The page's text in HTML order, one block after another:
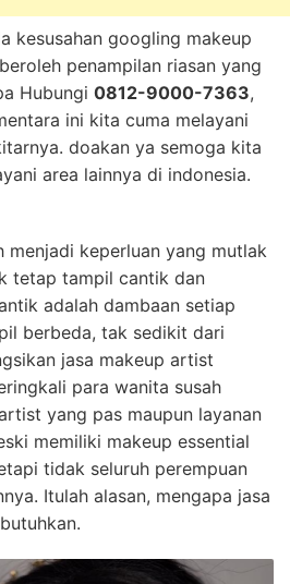
kesusahan googling makeup
penampilan riasan yang
Hubungi 0812-9000-7363,
ini kita cuma melayani
doakan ya semoga kita
area lainnya di indonesia.
menjadi keperluan yang mutlak
tetap tampil cantik dan
adalah dambaan setiap
berbeda, tak sedikit dari
jasa makeup artist
para wanita susah
yang pas maupun layanan
memiliki makeup essential
tidak seluruh perempuan
Itulah alasan, mengapa jasa